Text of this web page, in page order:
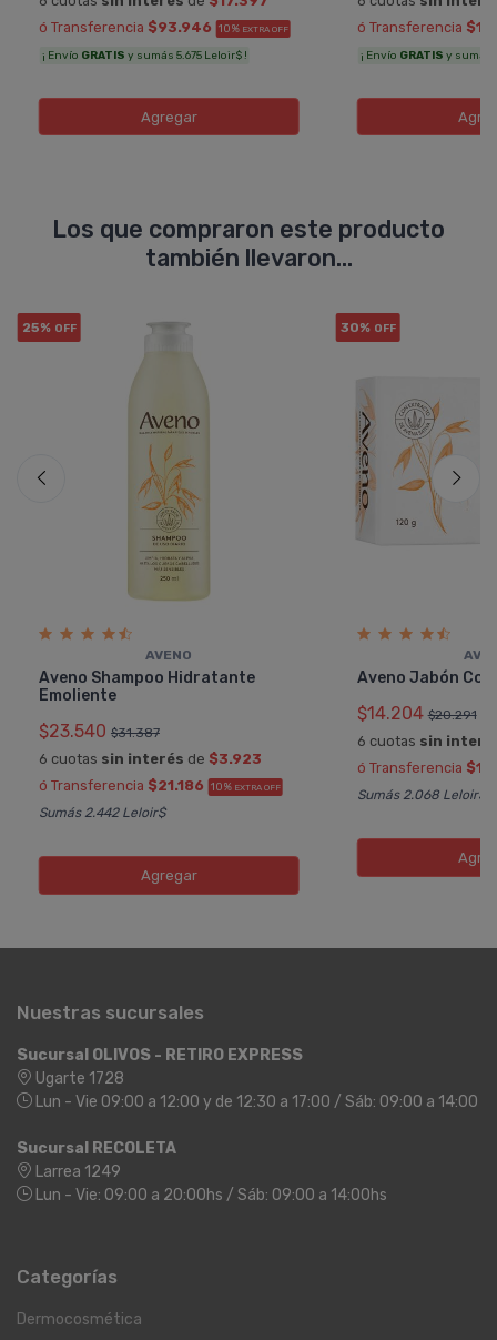
ó Transferencia $93.946 10% EXTRA OFF
¡ Envío GRATIS y sumás 5.675 Leloir$ !
Agregar
ó Transferencia
¡ Envío GRATIS y sumás
Los que compraron este producto
también llevaron...
25% OFF
AVENO
Aveno Shampoo Hidratante
Emoliente
$23.540 $31.387
6 cuotas sin interés de $3.923
ó Transferencia $21.186 10% EXTRA OFF
Sumás 2.442 Leloir$
Agregar
30% OFF
Aveno Jabón
$14.204 $20.291
6 cuotas sin
ó Transferencia
Sumás 2.068 Leloir$
Nuestras sucursales
Sucursal OLIVOS - RETIRO EXPRESS
Ugarte 1728
Lun - Vie 09:00 a 12:00 y de 12:30 a 17:00 / Sáb: 09:00 a 14:00
Sucursal RECOLETA
Larrea 1249
Lun - Vie: 09:00 a 20:00hs / Sáb: 09:00 a 14:00hs
Categorías
Dermocosmética